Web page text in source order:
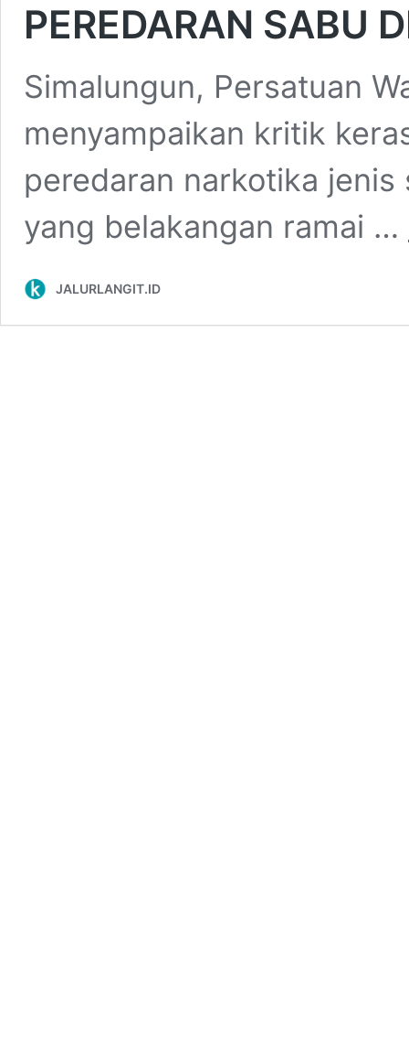
PEREDARAN SABU
Simalungun, Persatuan
menyampaikan kritik
peredaran narkotika
yang belakangan ramai …
JALURLANGIT.ID